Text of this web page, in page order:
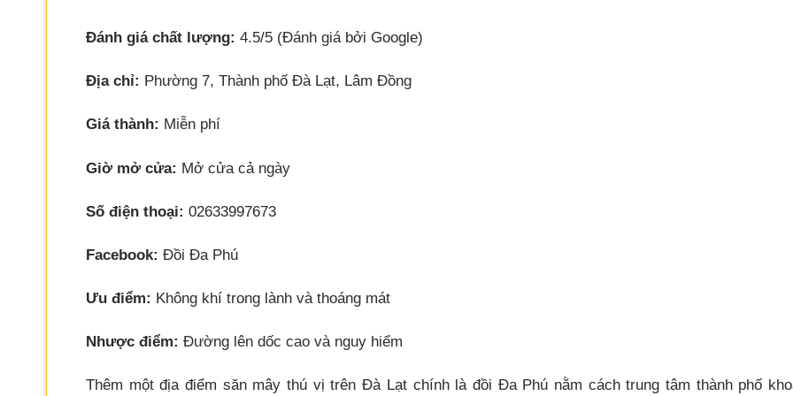
Đánh giá chất lượng: 4.5/5 (Đánh giá bởi Google)
Địa chỉ: Phường 7, Thành phố Đà Lạt, Lâm Đồng
Giá thành: Miễn phí
Giờ mở cửa: Mở cửa cả ngày
Số điện thoại: 02633997673
Facebook: Đồi Đa Phú
Ưu điểm: Không khí trong lành và thoáng mát
Nhược điểm: Đường lên dốc cao và nguy hiểm
Thêm một địa điểm săn mây thú vị trên Đà Lạt chính là đồi Đa Phú nằm cách trung tâm thành phố